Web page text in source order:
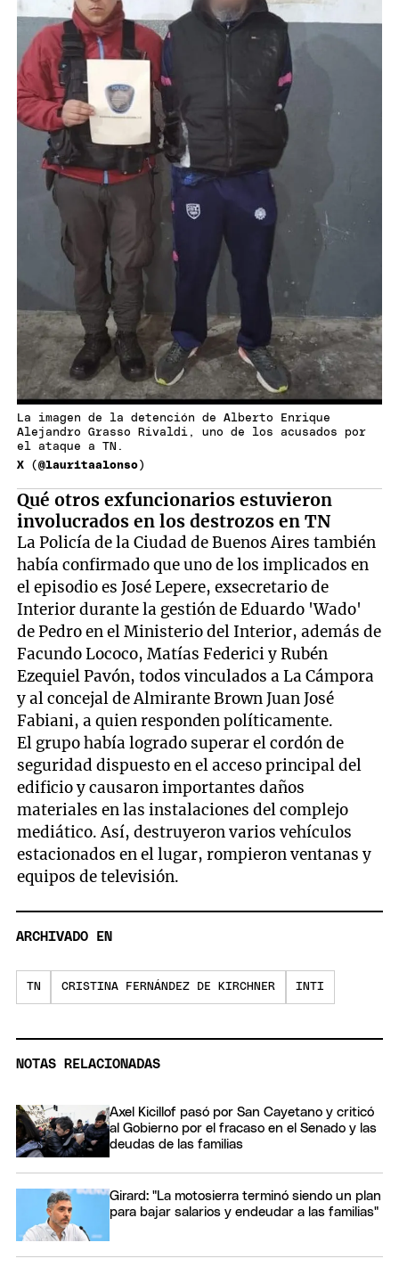
La imagen de la detención de Alberto Enrique
Alejandro Grasso Rivaldi, uno de los acusados por
el ataque a TN.
X (@lauritaalonso)
Qué otros exfuncionarios estuvieron
involucrados en los destrozos en TN
La Policía de la Ciudad de Buenos Aires también
había confirmado que uno de los implicados en
el episodio es José Lepere, exsecretario de
Interior durante la gestión de Eduardo 'Wado'
de Pedro en el Ministerio del Interior, además de
Facundo Lococo, Matías Federici y Rubén
Ezequiel Pavón, todos vinculados a La Cámpora
y al concejal de Almirante Brown Juan José
Fabiani, a quien responden políticamente.
El grupo había logrado superar el cordón de
seguridad dispuesto en el acceso principal del
edificio y causaron importantes daños
materiales en las instalaciones del complejo
mediático. Así, destruyeron varios vehículos
estacionados en el lugar, rompieron ventanas y
equipos de televisión.
ARCHIVADO EN
TN CRISTINA FERNÁNDEZ DE KIRCHNER INTI
NOTAS RELACIONADAS
Axel Kicillof pasó por San Cayetano y criticó
al Gobierno por el fracaso en el Senado y las
deudas de las familias
Girard: "La motosierra terminó siendo un plan
para bajar salarios y endeudar a las familias"